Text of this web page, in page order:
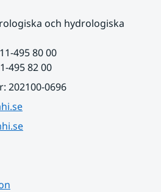
och hydrologiska
495 80 00
495 82 00
202100-0696